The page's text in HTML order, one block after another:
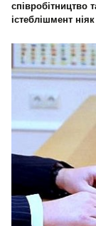
співробітництво
істеблішмент